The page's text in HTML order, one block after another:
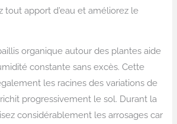
tout apport d’eau et améliorez le
organique autour des plantes aide
constante sans excès. Cette
les racines des variations de
progressivement le sol. Durant la
considérablement les arrosages car